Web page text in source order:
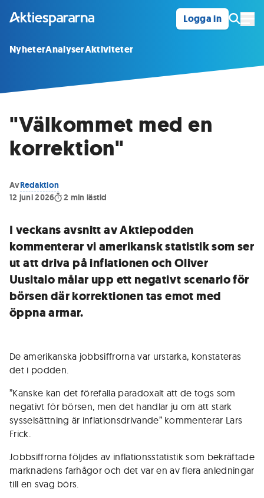
Logga in
NyheterAnalyserAktiviteter
"Välkommet med en
korrektion"
AvRedaktion
12 juni 2026
2 min lästid
I veckans avsnitt av Aktiepodden
kommenterar vi amerikansk statistik som ser
ut att driva på inflationen och Oliver
Uusitalo målar upp ett negativt scenario för
börsen där korrektionen tas emot med
öppna armar.
De amerikanska jobbsiffrorna var urstarka, konstateras
det i podden.
”Kanske kan det förefalla paradoxalt att de togs som
negativt för börsen, men det handlar ju om att stark
sysselsättning är inflationsdrivande” kommenterar Lars
Frick.
Jobbsiffrorna följdes av inflationsstatistik som bekräftade
marknadens farhågor och det var en av flera anledningar
till en svag börs.